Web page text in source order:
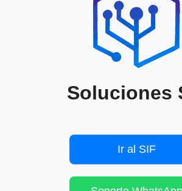
Soluciones
Ir al SIF